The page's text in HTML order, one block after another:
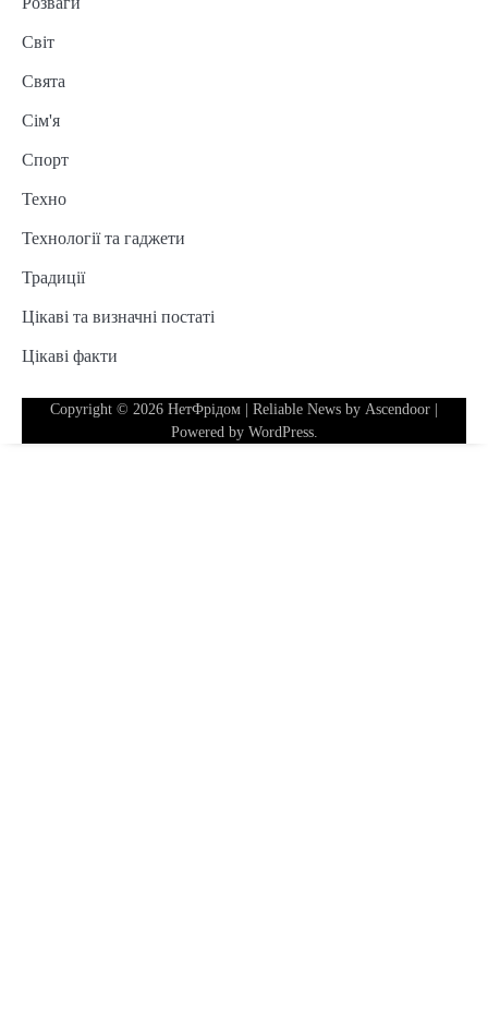
Світ
Свята
Сім'я
Спорт
Техно
Технології та гаджети
Традиції
Цікаві та визначні постаті
Цікаві факти
Copyright © 2026 НетФрідом | Reliable News by Ascendoor
Powered by WordPress.